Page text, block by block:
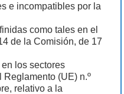
e incompatibles por la
como tales en el
de la Comisión, de 17
los sectores
(UE) n.º
relativo a la